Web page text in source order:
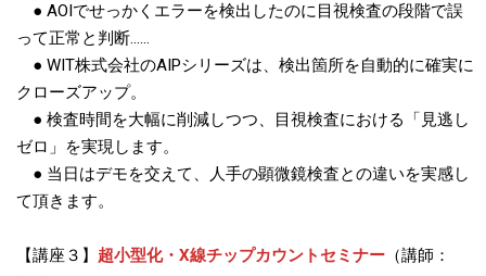
● AOIでせっかくエラーを検出したのに目視検査の段階で誤
って正常と判断……
● WIT株式会社のAIPシリーズは、検出箇所を自動的に確実に
クローズアップ。
● 検査時間を大幅に削減しつつ、目視検査における「見逃し
ゼロ」を実現します。
● 当日はデモを交えて、人手の顕微鏡検査との違いを実感し
て頂きます。
【講座３】 超小型化・X線チップカウントセミナー （講師：